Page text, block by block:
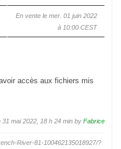
En vente le mer. 01 juin 2022
à 10:00 CEST
accès aux fichiers mis
31 mai 2022, 18 h 24 min by Fabrice
River-81-100462135018927/?